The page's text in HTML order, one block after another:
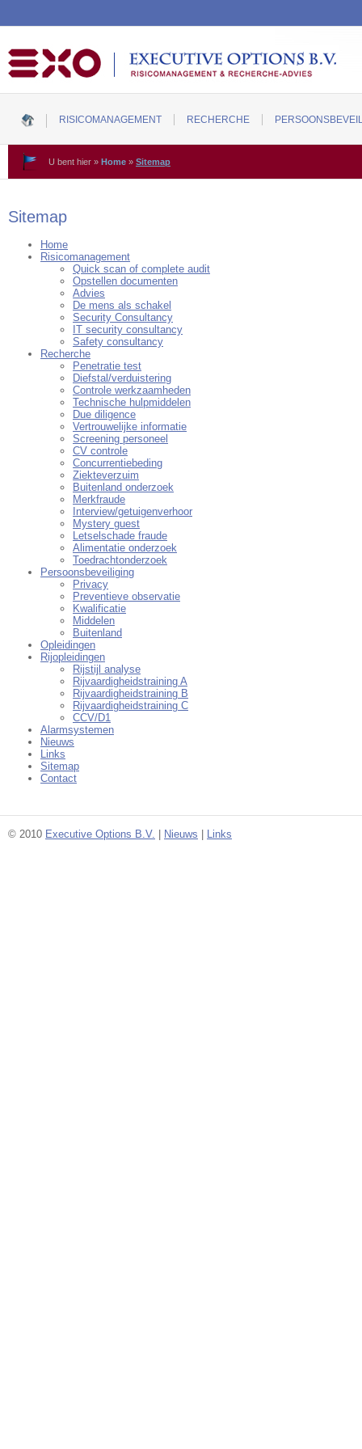
RISICOMANAGEMENT RECHERCHE
U bent hier » Home » Sitemap
Sitemap
Home
Risicomanagement
Quick scan of complete audit
Opstellen documenten
Advies
De mens als schakel
Security Consultancy
IT security consultancy
Safety consultancy
Recherche
Penetratie test
Diefstal/verduistering
Controle werkzaamheden
Technische hulpmiddelen
Due diligence
Vertrouwelijke informatie
Screening personeel
CV controle
Concurrentiebeding
Ziekteverzuim
Buitenland onderzoek
Merkfraude
Interview/getuigenverhoor
Mystery guest
Letselschade fraude
Alimentatie onderzoek
Toedrachtonderzoek
Persoonsbeveiliging
Privacy
Preventieve observatie
Kwalificatie
Middelen
Buitenland
Opleidingen
Rijopleidingen
Rijstijl analyse
Rijvaardigheidstraining A
Rijvaardigheidstraining B
Rijvaardigheidstraining C
CCV/D1
Alarmsystemen
Nieuws
Links
Sitemap
Contact
© 2010 Executive Options B.V. Nieuws Links